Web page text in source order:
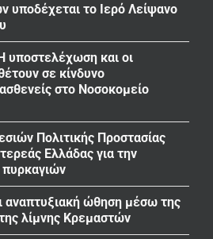
υποδέχεται το Ιερό Λείψανο
υποστελέχωση και οι
σε κίνδυνο
στο Νοσοκομείο
Πολιτικής Προστασίας
Ελλάδας για την
αναπτυξιακή ώθηση μέσω της
λίμνης Κρεμαστών